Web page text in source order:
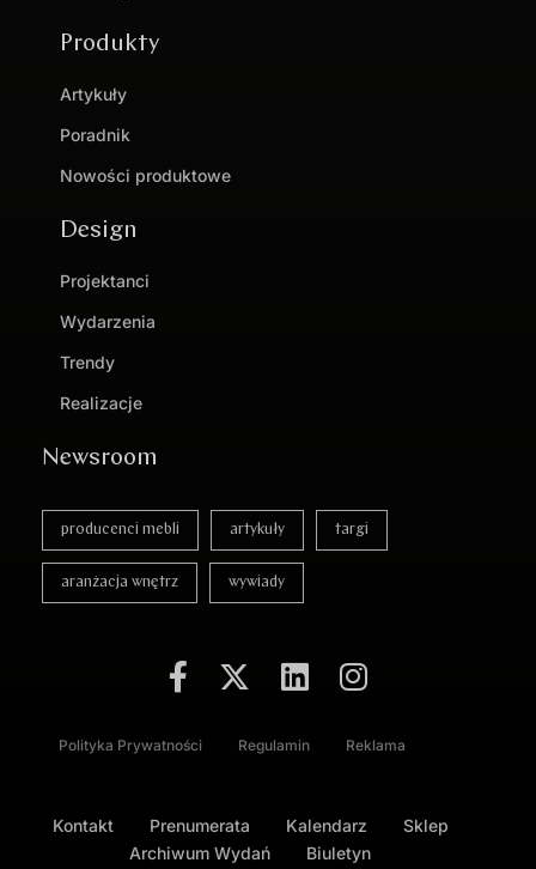
Produkty
Artykuły
Poradnik
Nowości produktowe
Design
Projektanci
Wydarzenia
Trendy
Realizacje
Newsroom
producenci mebli artykuły targi
aranżacja wnętrz wywiady
Polityka Prywatności Regulamin Reklama
Kontakt Prenumerata Kalendarz
Sklep
Archiwum Wydań
Biuletyn